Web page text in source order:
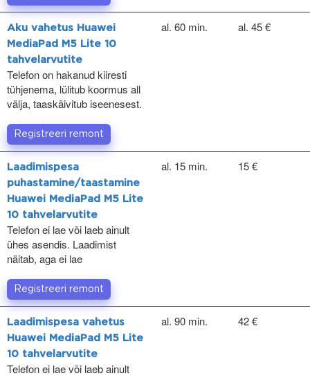
Aku vahetus Huawei
MediaPad M5 Lite 10
tahvelarvutite
Telefon on hakanud kiiresti
tühjenema, lülitub koormus all
välja, taaskäivitub iseenesest.
al. 60 min. al. 45 €
Registreeri remont
Laadimispesa
puhastamine/taastamine
Huawei MediaPad M5 Lite
10 tahvelarvutite
Telefon ei lae või laeb ainult
ühes asendis. Laadimist
näitab, aga ei lae
al. 15 min. 15 €
Registreeri remont
Laadimispesa vahetus
Huawei MediaPad M5 Lite
10 tahvelarvutite
Telefon ei lae või laeb ainult
al. 90 min. 42 €